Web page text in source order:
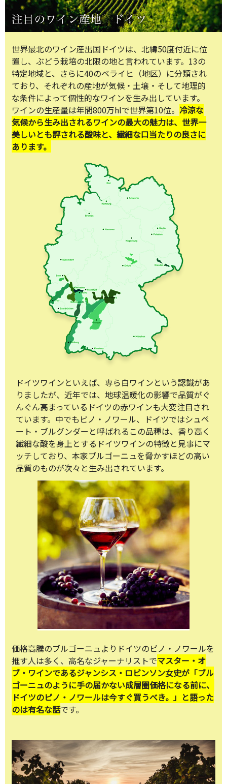
世界最北のワイン産出国ドイツは、北緯50度付近に位
置し、ぶどう栽培の北限の地と言われています。13の
特定地域と、さらに40のベライヒ（地区）に分類され
ており、それぞれの産地が気候・土壌・そして地理的
な条件によって個性的なワインを生み出しています。
ワインの生産量は年間800万hlで世界第10位。 冷涼な
気候から生み出されるワインの最大の魅力は、世界一
美しいとも評される酸味と、繊細な口当たりの良さに
あります。
ドイツワインといえば、専ら白ワインという認識があ
りましたが、近年では、地球温暖化の影響で品質がぐ
んぐん高まっているドイツの赤ワインも大変注目され
ています。中でもピノ・ノワール、ドイツではシュペ
ート・ブルグンダーと呼ばれるこの品種は、香り高く
繊細な酸を身上とするドイツワインの特徴と見事にマ
ッチしており、本家ブルゴーニュを脅かすほどの高い
品質のものが次々と生み出されています。
価格高騰のブルゴーニュよりドイツのピノ・ノワールを
推す人は多く、高名なジャーナリストでマスター・オ
ブ・ワインであるジャンシス・ロビンソン女史が「ブル
ゴーニュのように手の届かない成層圏価格になる前に、
ドイツのピノ・ノワールは今すぐ買うべき。」と語った
のは有名な話です。